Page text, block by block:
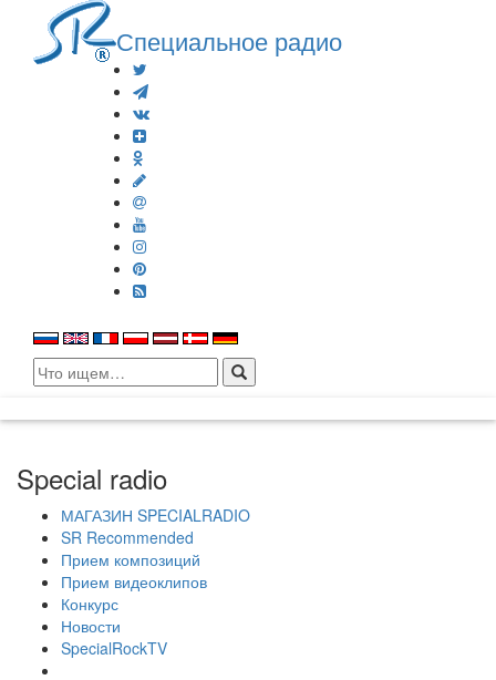
Специальное радио
Search
for:
Special radio
МАГАЗИН SPECIALRADIO
SR Recommended
Прием композиций
Прием видеоклипов
Конкурс
Новости
SpecialRockTV